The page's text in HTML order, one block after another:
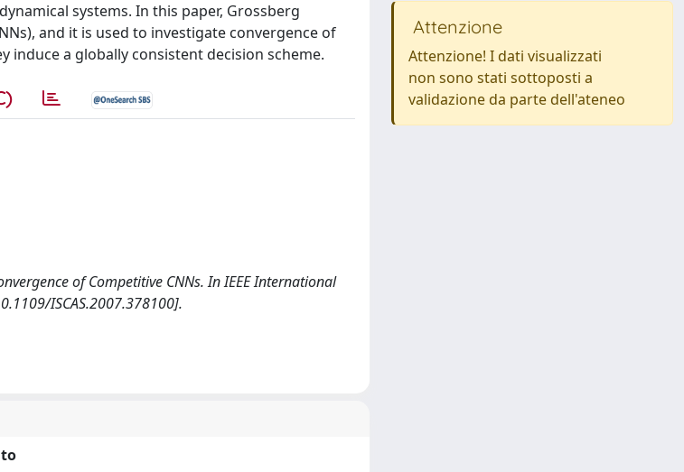
systems. In this paper, Grossberg
and it is used to investigate convergence of
induce a globally consistent decision scheme.
of Competitive CNNs. In IEEE International
ISCAS.2007.378100].
Attenzione
Attenzione! I dati visualizzati
non sono stati sottoposti a
validazione da parte dell'ateneo